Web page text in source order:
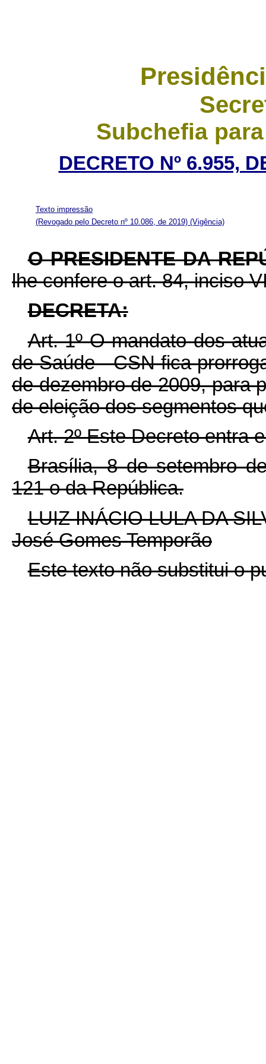
Subchefia
DECRETO Nº 6.955,
Texto impressão
(Revogado pelo Decreto nº 10.086, de 2019) (Vigência)
O PRESIDENTE DA
lhe confere o art. 84, inciso
DECRETA:
Art. 1º O mandato dos
de Saúde - CSN fica
de dezembro de 2009, para
de eleição dos segmentos
Art. 2º Este Decreto entra
Brasília, 8 de setembro
121oda República.
LUIZ INÁCIO LULA DA
José Gomes Temporão
Este texto não substitui o